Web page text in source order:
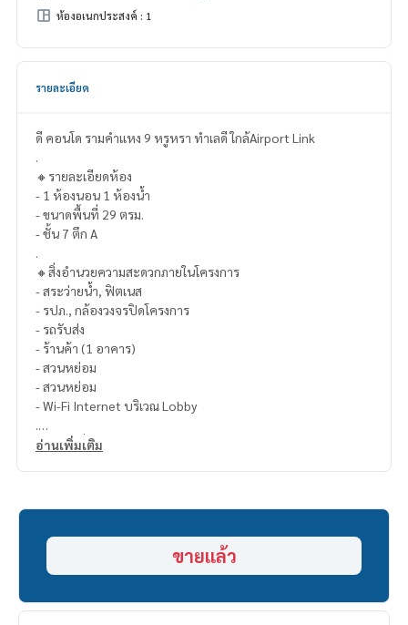
ห้องอเนกประสงค์ : 1
รายละเอียด
ดี คอนโด รามคำแหง 9 หรูหรา ทำเลดี ใกล้Airport Link
.
🔸รายละเอียดห้อง
- 1 ห้องนอน 1 ห้องน้ำ
- ขนาดพื้นที่ 29 ตรม.
- ชั้น 7 ตึก A
.
🔸สิ่งอำนวยความสะดวกภายในโครงการ
- สระว่ายน้ำ, ฟิตเนส
- รปภ., กล้องวงจรปิดโครงการ
- รถรับส่ง
- ร้านค้า (1 อาคาร)
- สวนหย่อม
- สวนหย่อม
- Wi-Fi Internet บริเวณ Lobby
.
🔸สถานที่ใกล้เคียง
- ใกล้ห้างเดอะไนน์, โฮมโปร พระราม9
===============
Line Id : @docondo
อ่านเพิ่มเติม
ขายแล้ว